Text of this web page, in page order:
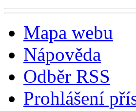
Mapa webu
Nápověda
Odběr RSS
Prohlášení